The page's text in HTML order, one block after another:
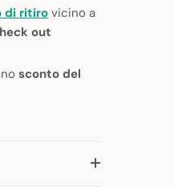
di ritiro vicino a
out
sconto del